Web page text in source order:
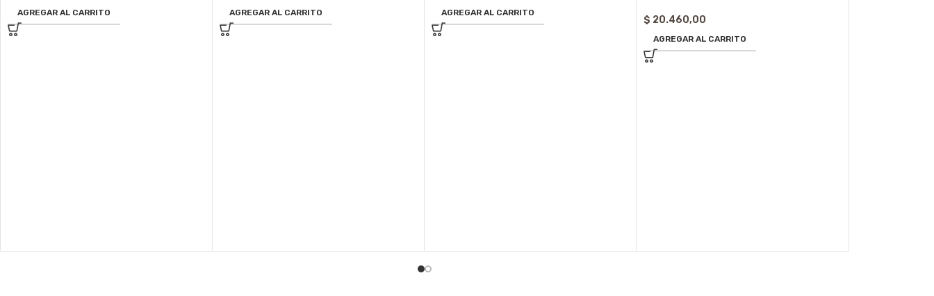
AGREGAR AL CARRITO AGREGAR AL CARRITO AGREGAR AL CARRITO
$ 20.460,00
AGREGAR AL CARRITO